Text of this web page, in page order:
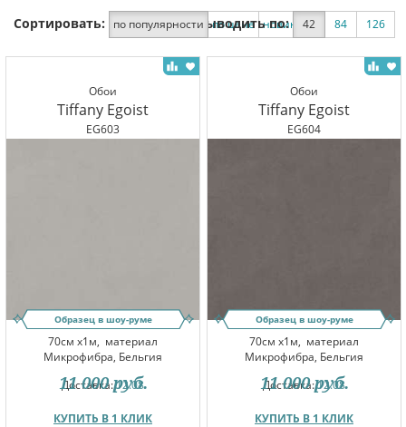
Сортировать: по популярности по цене новинки по скидке
Выводить по: 42 84 126
Обои
Tiffany Egoist
EG603
Образец в шоу-руме
70см x1м, материал
Микрофибра, Бельгия
Доставка:12.08
КУПИТЬ В 1 КЛИК
11 000 руб.
Обои
Tiffany Egoist
EG604
Образец в шоу-руме
70см x1м, материал
Микрофибра, Бельгия
Доставка:12.08
КУПИТЬ В 1 КЛИК
11 000 руб.